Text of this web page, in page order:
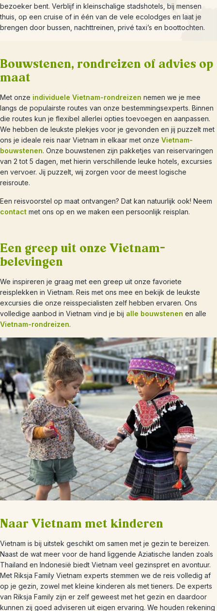
bezoeker bent. Verblijf in kleinschalige stadshotels, bij mensen
thuis, op een cruise of in één van de vele ecolodges en laat je
brengen door bussen, nachttreinen, privé taxi’s en boottochten.
Bouwstenen, rondreizen of advies op
maat
Met onze individuele Vietnam-rondreizen nemen we je mee
langs de populairste routes van onze bestemmingsexperts. Binnen
die routes kun je flexibel allerlei opties toevoegen en aanpassen.
We hebben de leukste plekjes voor je gevonden en jij puzzelt met
ons je ideale reis naar Vietnam in elkaar met onze Vietnam-
bouwstenen. Onze bouwstenen zijn pakketjes van reiservaringen
van 2 tot 5 dagen, met hierin verschillende leuke hotels, excursies
en vervoer. Jij puzzelt, wij zorgen voor de meest logische
reisroute.
Een reisvoorstel op maat ontvangen? Dat kan natuurlijk ook! Neem
contact met ons op en we maken een persoonlijk reisplan.
Een greep uit onze Vietnam-
belevingen
We inspireren je graag met een greep uit onze favoriete
reisplekken in Vietnam. Reis met ons mee en bekijk de leukste
excursies die onze reisspecialisten zelf hebben ervaren. Ons
volledige aanbod in Vietnam vind je bij alle bouwstenen en alle
Vietnam-rondreizen.
Naar Vietnam met kinderen
Vietnam is bij uitstek geschikt om samen met je gezin te bereizen.
Naast de wat meer voor de hand liggende Aziatische landen zoals
Thailand en Indonesië biedt Vietnam veel gezinspret en avontuur.
Met Riksja Family Vietnam experts stemmen we de reis volledig af
op je gezin, zowel met kleine kinderen als met tieners. De experts
van Riksja Family zijn er zelf geweest met het gezin en daardoor
kunnen zij goed adviseren uit eigen ervaring. We houden rekening